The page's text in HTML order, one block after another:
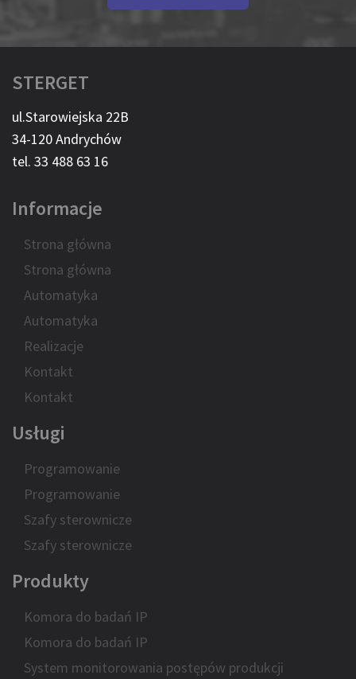
STERGET
ul.Starowiejska 22B
34-120 Andrychów
tel. 33 488 63 16
Informacje
Strona główna
Strona główna
Automatyka
Automatyka
Realizacje
Kontakt
Kontakt
Usługi
Programowanie
Programowanie
Szafy sterownicze
Szafy sterownicze
Produkty
Komora do badań IP
Komora do badań IP
System monitorowania postępów produkcji